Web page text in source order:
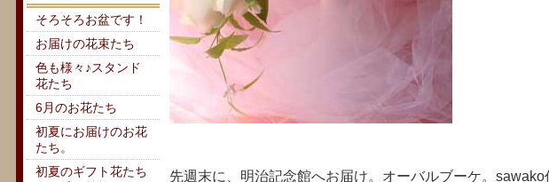
先週末に、明治記念館へお届け。オーバルブーケ。sawako
そろそろお盆です！
お届けの花束たち
色も様々♪スタンド
花たち
6月のお花たち
初夏にお届けのお花
たち。
初夏のギフト花たち